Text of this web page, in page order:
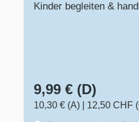
Kinder begleiten &
9,99 € (D)
10,30 € (A)
12,50 CHF